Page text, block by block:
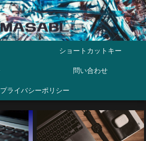
ショートカットキー
問い合わせ
プライバシーポリシー